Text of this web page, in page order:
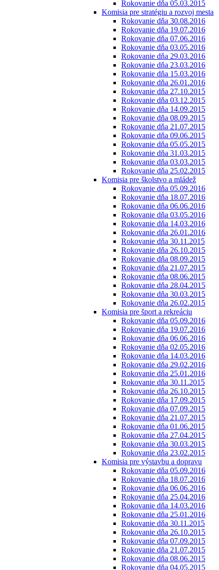
Rokovanie dňa 05.03.2015
Komisia pre stratégiu a rozvoj mesta
Rokovanie dňa 30.08.2016
Rokovanie dňa 19.07.2016
Rokovanie dňa 07.06.2016
Rokovanie dňa 03.05.2016
Rokovanie dňa 29.03.2016
Rokovanie dňa 23.03.2016
Rokovanie dňa 15.03.2016
Rokovanie dňa 26.01.2016
Rokovanie dňa 27.10.2015
Rokovanie dňa 03.12.2015
Rokovanie dňa 14.09.2015
Rokovanie dňa 08.09.2015
Rokovanie dňa 21.07.2015
Rokovanie dňa 09.06.2015
Rokovanie dňa 05.05.2015
Rokovanie dňa 31.03.2015
Rokovanie dňa 03.03.2015
Rokovanie dňa 25.02.2015
Komisia pre školstvo a mládež
Rokovanie dňa 05.09.2016
Rokovanie dňa 18.07.2016
Rokovanie dňa 06.06.2016
Rokovanie dňa 03.05.2016
Rokovanie dňa 14.03.2016
Rokovanie dňa 26.01.2016
Rokovanie dňa 30.11.2015
Rokovanie dňa 26.10.2015
Rokovanie dňa 08.09.2015
Rokovanie dňa 21.07.2015
Rokovanie dňa 08.06.2015
Rokovanie dňa 28.04.2015
Rokovanie dňa 30.03.2015
Rokovanie dňa 26.02.2015
Komisia pre šport a rekreáciu
Rokovanie dňa 05.09.2016
Rokovanie dňa 19.07.2016
Rokovanie dňa 06.06.2016
Rokovanie dňa 02.05.2016
Rokovanie dňa 14.03.2016
Rokovanie dňa 29.02.2016
Rokovanie dňa 25.01.2016
Rokovanie dňa 30.11.2015
Rokovanie dňa 26.10.2015
Rokovanie dňa 17.09.2015
Rokovanie dňa 07.09.2015
Rokovanie dňa 21.07.2015
Rokovanie dňa 01.06.2015
Rokovanie dňa 27.04.2015
Rokovanie dňa 30.03.2015
Rokovanie dňa 23.02.2015
Komisia pre výstavbu a dopravu
Rokovanie dňa 05.09.2016
Rokovanie dňa 18.07.2016
Rokovanie dňa 06.06.2016
Rokovanie dňa 25.04.2016
Rokovanie dňa 14.03.2016
Rokovanie dňa 25.01.2016
Rokovanie dňa 30.11.2015
Rokovanie dňa 26.10.2015
Rokovanie dňa 07.09.2015
Rokovanie dňa 21.07.2015
Rokovanie dňa 08.06.2015
Rokovanie dňa 04.05.2015